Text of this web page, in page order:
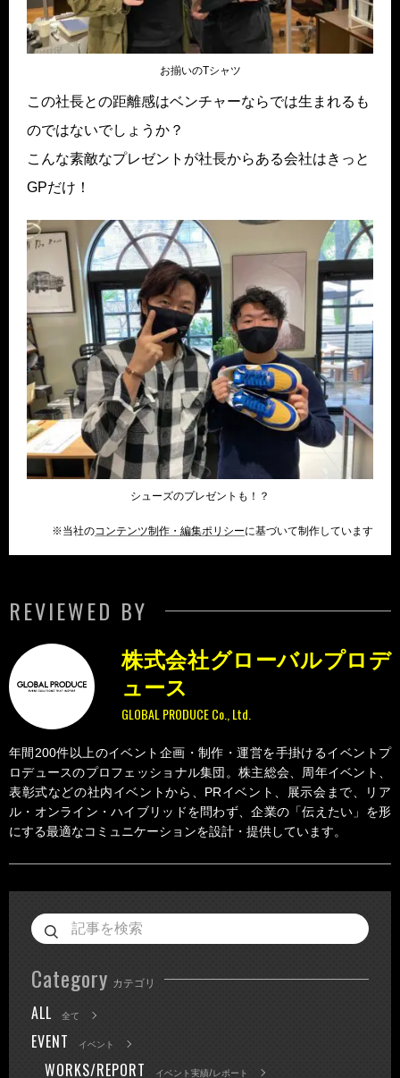
お揃いのTシャツ
この社長との距離感はベンチャーならでは生まれるも
のではないでしょうか？
こんな素敵なプレゼントが社長からある会社はきっと
GPだけ！
シューズのプレゼントも！？
※当社のコンテンツ制作・編集ポリシーに基づいて制作しています
REVIEWED BY
GLOBAL PRODUCE Co., Ltd.
株式会社グローバルプロデ
ュース
年間200件以上のイベント企画・制作・運営を手掛けるイベントプ
ロデュースのプロフェッショナル集団。株主総会、周年イベント、
表彰式などの社内イベントから、PRイベント、展示会まで、リア
ル・オンライン・ハイブリッドを問わず、企業の「伝えたい」を形
にする最適なコミュニケーションを設計・提供しています。
Category カテゴリ
ALL 全て
EVENT イベント
WORKS/REPORT イベント実績/レポート